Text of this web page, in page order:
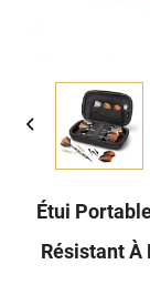
Étui
Résistant À